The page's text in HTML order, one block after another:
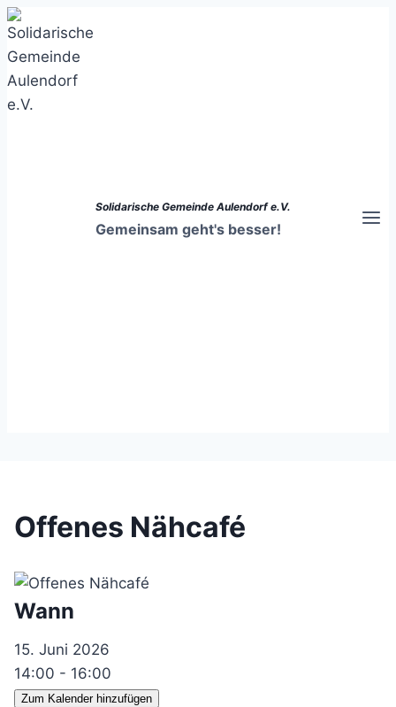
Zum
Inhalt
springen
Solidarische Gemeinde Aulendorf e.V.
Gemeinsam geht's besser!
Offenes Nähcafé
Wann
15. Juni 2026
14:00 - 16:00
Zum Kalender hinzufügen